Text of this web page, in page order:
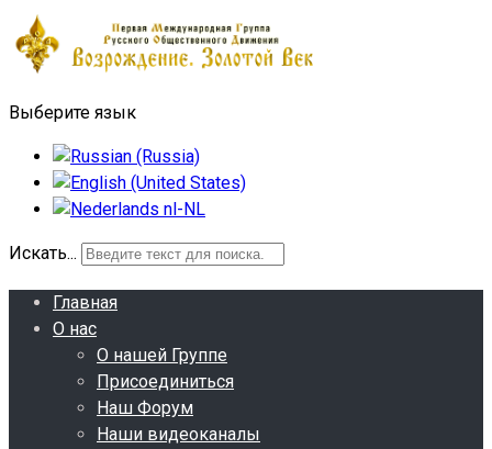
Выберите язык
Искать...
Главная
О нас
О нашей Группе
Присоединиться
Наш Форум
Наши видеоканалы